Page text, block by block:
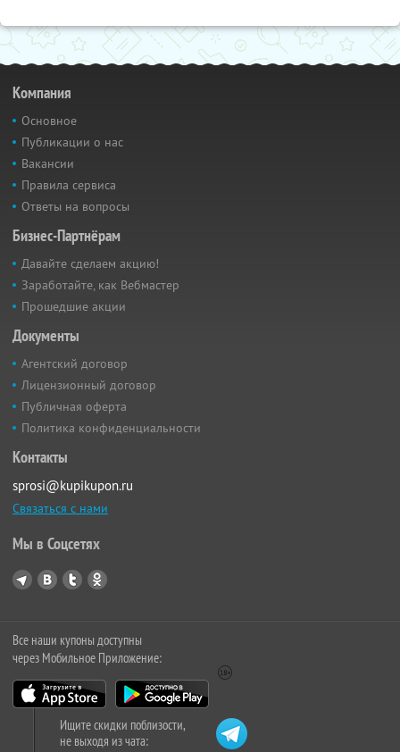
Компания
Основное
Публикации о нас
Вакансии
Правила сервиса
Ответы на вопросы
Бизнес-Партнёрам
Давайте сделаем акцию!
Заработайте, как Вебмастер
Прошедшие акции
Документы
Агентский договор
Лицензионный договор
Публичная оферта
Политика конфиденциальности
Контакты
sprosi@kupikupon.ru
Связаться с нами
Мы в Соцсетях
Все наши купоны доступны
через Мобильное Приложение:
Ищите скидки поблизости,
не выходя из чата: